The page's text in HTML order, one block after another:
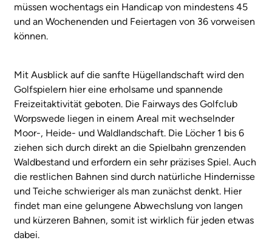
müssen wochentags ein Handicap von mindestens 45
und an Wochenenden und Feiertagen von 36 vorweisen
können.
Mit Ausblick auf die sanfte Hügellandschaft wird den
Golfspielern hier eine erholsame und spannende
Freizeitaktivität geboten. Die Fairways des Golfclub
Worpswede liegen in einem Areal mit wechselnder
Moor-, Heide- und Waldlandschaft. Die Löcher 1 bis 6
ziehen sich durch direkt an die Spielbahn grenzenden
Waldbestand und erfordern ein sehr präzises Spiel. Auch
die restlichen Bahnen sind durch natürliche Hindernisse
und Teiche schwieriger als man zunächst denkt. Hier
findet man eine gelungene Abwechslung von langen
und kürzeren Bahnen, somit ist wirklich für jeden etwas
dabei.